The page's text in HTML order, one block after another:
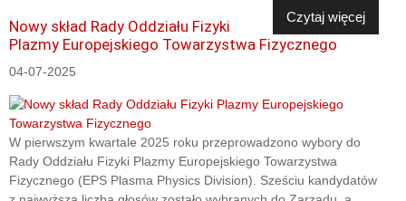
Czytaj więcej
Nowy skład Rady Oddziału Fizyki
Plazmy Europejskiego Towarzystwa Fizycznego
04-07-2025
W pierwszym kwartale 2025 roku przeprowadzono wybory do
Rady Oddziału Fizyki Plazmy Europejskiego Towarzystwa
Fizycznego (EPS Plasma Physics Division). Sześciu kandydatów